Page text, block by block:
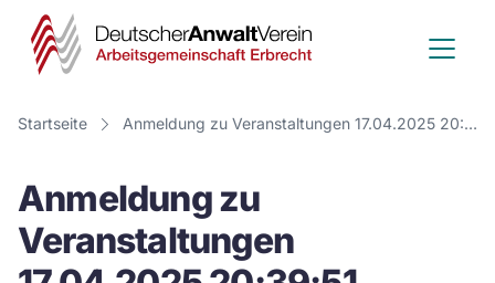
Deutscher
Anwalt
Verein
Startseite Anmeldung zu Veranstaltungen 17.04.2025 20:39:51
Anmeldung zu
Veranstaltungen